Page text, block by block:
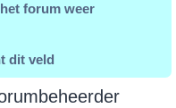
forum weer
dit veld